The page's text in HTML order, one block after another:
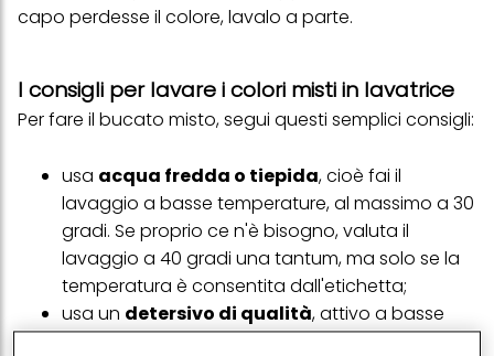
capo perdesse il colore, lavalo a parte.
I consigli per lavare i colori misti in lavatrice
Per fare il bucato misto, segui questi semplici consigli:
usa acqua fredda o tiepida, cioè fai il
lavaggio a basse temperature, al massimo a 30
gradi. Se proprio ce n'è bisogno, valuta il
lavaggio a 40 gradi una tantum, ma solo se la
temperatura è consentita dall'etichetta;
usa un detersivo di qualità, attivo a basse
temperature;